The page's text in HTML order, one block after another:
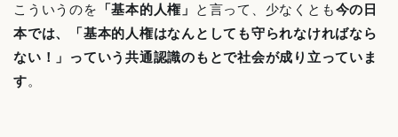
こういうのを 「基本的人権」 と言って、少なくとも今の日
本では、「基本的人権はなんとしても守られなければなら
ない！」っていう共通認識のもとで社会が成り立っていま
す。